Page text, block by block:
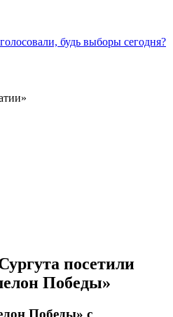
будь выборы сегодня?
посетили
Победы»
Победы» с